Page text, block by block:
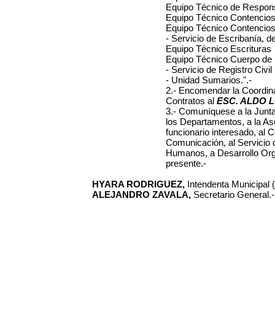
Equipo Técnico de
Equipo Técnico
Equipo Técnico
- Servicio de Escribanía,
Equipo Técnico Escrituras
Equipo Técnico Cuerpo
- Servicio de Registro Civil
- Unidad Sumarios.".-
2.- Encomendar la
Contratos al ESC. ALDO
3.- Comuníquese a la
los Departamentos, a la
funcionario interesado, al
Comunicación, al Servicio
Humanos, a Desarrollo
presente.-
HYARA RODRIGUEZ, Intendenta Municipal
ALEJANDRO ZAVALA, Secretario General.-